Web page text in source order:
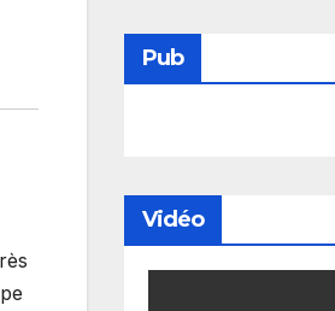
Pub
Vidéo